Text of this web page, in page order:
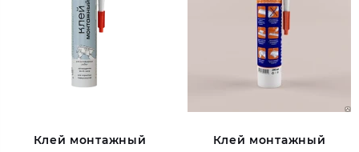
Клей монтажный
Клей монтажный